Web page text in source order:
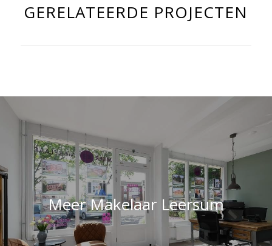
GERELATEERDE PROJECTEN
Meer Makelaar Leersum